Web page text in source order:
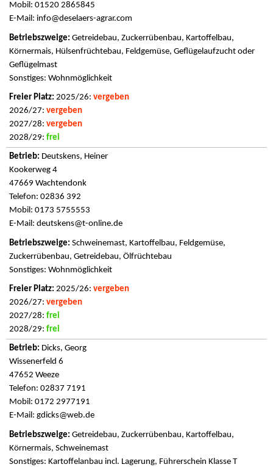
Mobil: 01520 2865845
E-Mail: info@deselaers-agrar.com
Getreidebau, Zuckerrübenbau, Kartoffelbau,
Körnermais, Hülsenfrüchtebau, Feldgemüse, Geflügelaufzucht oder
Geflügelmast
Sonstiges: Wohnmöglichkeit
2025/26: vergeben
2026/27: vergeben
2027/28: vergeben
2028/29: frei
Deutskens, Heiner
Kookerweg 4
47669 Wachtendonk
Telefon: 02836 392
Mobil: 0173 5755553
E-Mail: deutskens@t-online.de
Schweinemast, Kartoffelbau, Feldgemüse,
Zuckerrübenbau, Getreidebau, Ölfrüchtebau
Sonstiges: Wohnmöglichkeit
2025/26: vergeben
2026/27: vergeben
2027/28: frei
2028/29: frei
Dicks, Georg
Wissenerfeld 6
47652 Weeze
Telefon: 02837 7191
Mobil: 0172 2977191
E-Mail: gdicks@web.de
Getreidebau, Zuckerrübenbau, Kartoffelbau,
Körnermais, Schweinemast
Sonstiges: Kartoffelanbau incl. Lagerung, Führerschein Klasse T